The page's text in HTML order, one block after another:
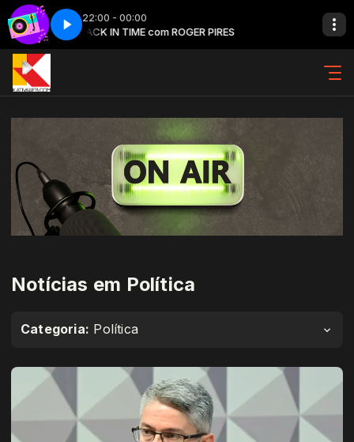
22:00 - 00:00
BACK IN TIME com ROGER PIRES
Back in time - Parte 3
Exemplo 1 com Exemplo de locutor
Notícias em Política
Categoria: Política